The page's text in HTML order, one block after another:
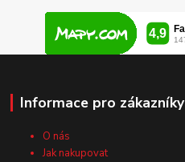
Informace pro zákazníky
O nás
Jak nakupovat